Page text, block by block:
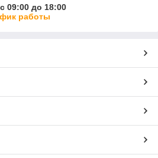
09:00 до 18:00
работы